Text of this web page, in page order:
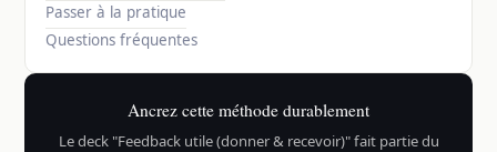
Passer à la pratique
Questions fréquentes
Ancrez cette méthode durablement
Le deck "Feedback utile (donner & recevoir)" fait partie du